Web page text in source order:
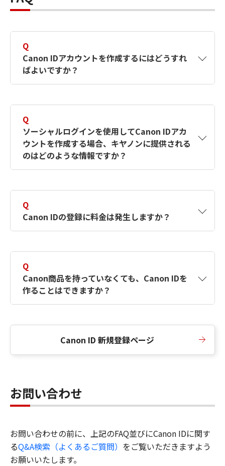
Q
Canon IDアカウントを作成するにはどうすれ
ばよいですか？
す。詳しい作成方法は【カメラ】Canon IDとは
何ですか？Canon IDの作成方法は？をご確認く
ださい。
Q
ソーシャルログインを使用してCanon IDアカ
ウントを作成する場合、キヤノンに提供される
のはどのような情報ですか？
択したサービスから取得します。アカウントを
簡単に作成できるように、この情報を使用して
Canon IDの登録フォームを入力します。
Q
Canon IDの登録に料金は発生しますか？
Q
Canon商品を持っていなくても、Canon IDを
作ることはできますか？
Canon ID 新規登録ページ
お問い合わせ
お問い合わせの前に、上記のFAQ並びにCanon IDに関す
るQ&A検索（よくあるご質問） をご覧いただきますよう
お願いいたします。